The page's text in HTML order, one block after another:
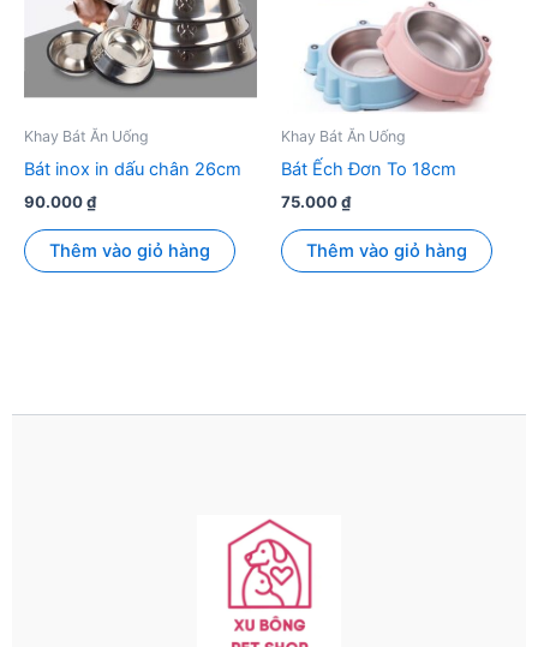
Khay Bát Ăn Uống
Bát inox in dấu chân 26cm
90.000₫
Thêm vào giỏ hàng
Khay Bát Ăn Uống
Bát Ếch Đơn To 18cm
75.000₫
Thêm vào giỏ hàng